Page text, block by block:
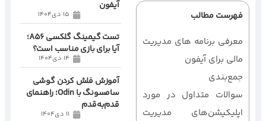
فهرست مطالب
معرفی برنامه های مدیریت
مالی برای آیفون
جمع‌بندی
سوالات متداول در مورد
اپلیکیشن‌های مدیریت
آیفون
15 دی1404
تست گیمینگ گلکسی A56؛
آیا برای بازی مناسب است؟
14 دی1404
آموزش فلش کردن گوشی
سامسونگ با Odin؛ راهنمای
قدم‌به‌قدم
11 دی1404